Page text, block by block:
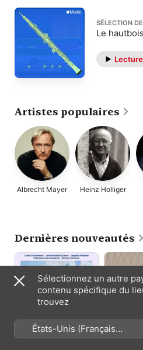
SÉLECTION
Le hautbois
Lecture
Artistes populaires
Albrecht Mayer Heinz Holliger
Dernières nouveautés
Sélectionnez un autre
contenu spécifique du
trouvez
États-Unis (Français
France)